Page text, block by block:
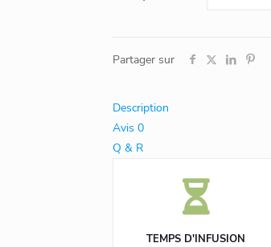
24
Partager sur
Description
Avis 0
Q & R
TEMPS D'INFUSION